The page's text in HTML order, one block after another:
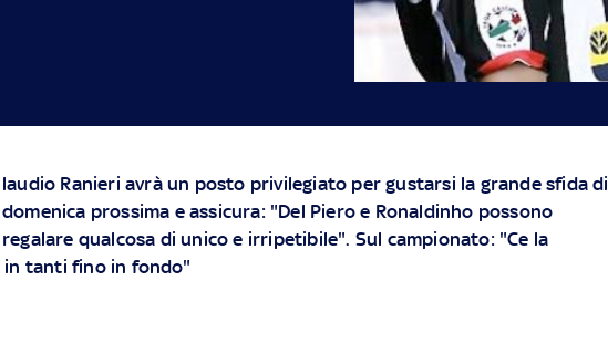
laudio Ranieri avrà un posto privilegiato per gustarsi la grande sfida di
domenica prossima e assicura: "Del Piero e Ronaldinho possono
regalare qualcosa di unico e irripetibile". Sul campionato: "Ce la
in tanti fino in fondo"